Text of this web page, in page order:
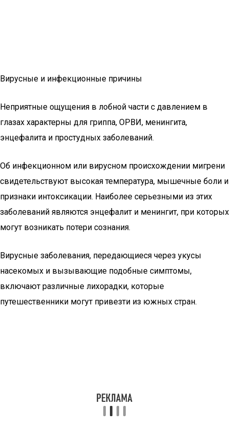
Вирусные и инфекционные причины
Неприятные ощущения в лобной части с давлением в
глазах характерны для гриппа, ОРВИ, менингита,
энцефалита и простудных заболеваний.
Об инфекционном или вирусном происхождении мигрени
свидетельствуют высокая температура, мышечные боли и
признаки интоксикации. Наиболее серьезными из этих
заболеваний являются энцефалит и менингит, при которых
могут возникать потери сознания.
Вирусные заболевания, передающиеся через укусы
насекомых и вызывающие подобные симптомы,
включают различные лихорадки, которые
путешественники могут привезти из южных стран.